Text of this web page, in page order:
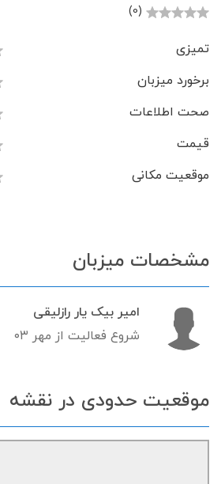
(0)
تمیزی
برخورد میزبان
صحت اطلاعات
قیمت
موقعیت مکانی
مشخصات میزبان
امیر بیک یار رازلیقی
شروع فعالیت از مهر ۰۳
موقعیت حدودی در نقشه